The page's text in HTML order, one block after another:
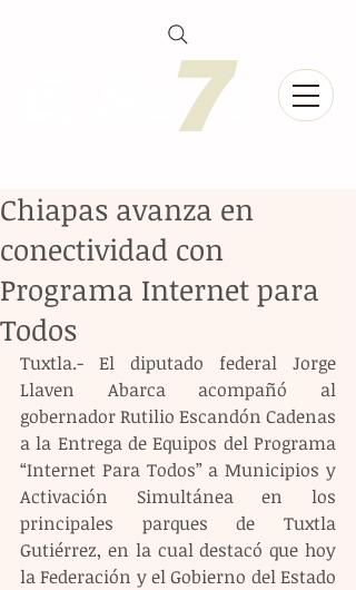
Chiapas avanza en
conectividad con
Programa Internet para
Todos
Tuxtla.- El diputado federal Jorge
Llaven Abarca acompañó al
gobernador Rutilio Escandón Cadenas
a la Entrega de Equipos del Programa
“Internet Para Todos” a Municipios y
Activación Simultánea en los
principales parques de Tuxtla
Gutiérrez, en la cual destacó que hoy
la Federación y el Gobierno del Estado